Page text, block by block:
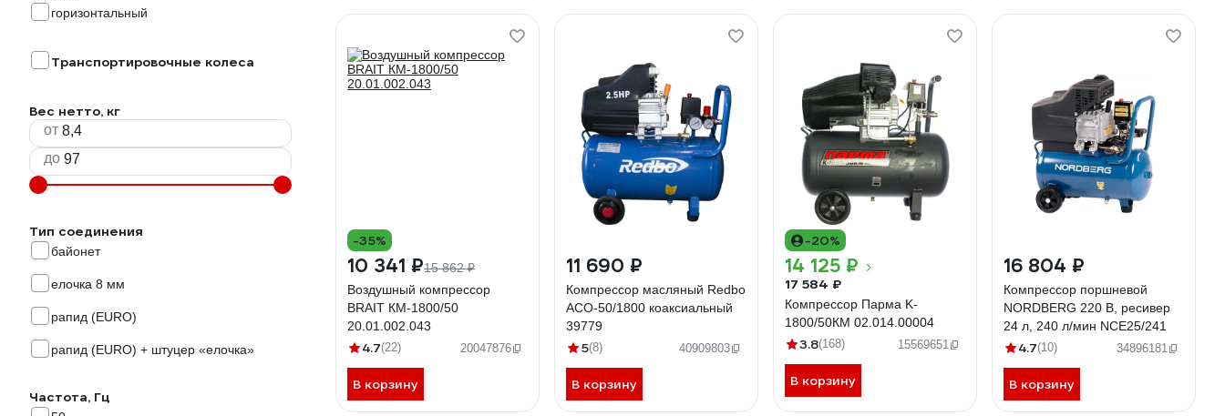
горизонтальный
Транспортировочные колеса
Вес нетто, кг
от
до
Тип соединения
байонет
елочка 8 мм
рапид (EURO)
рапид (EURO) + штуцер «елочка»
Частота, Гц
-35%
10 341 ₽15 862 ₽
Воздушный компрессор
BRAIT КМ-1800/50
20.01.002.043
4.7(22) 20047876
В корзину
11 690 ₽
Компрессор масляный Redbo
ACO-50/1800 коаксиальный
39779
5(8) 40909803
В корзину
-20%
14 125 ₽
17 584 ₽
Компрессор Парма K-
1800/50КМ 02.014.00004
3.8(168) 15569651
В корзину
16 804 ₽
Компрессор поршневой
NORDBERG 220 В, ресивер
24 л, 240 л/мин NCE25/241
4.7(10) 34896181
В корзину